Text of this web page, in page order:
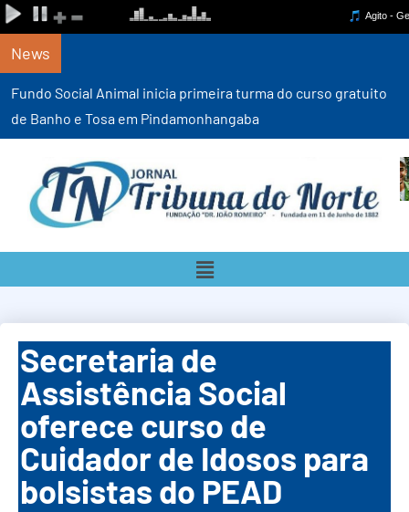
News
Fundo Social Animal inicia primeira turma do curso gratuito
de Banho e Tosa em Pindamonhangaba
Secretaria de
Assistência Social
oferece curso de
Cuidador de Idosos para
bolsistas do PEAD